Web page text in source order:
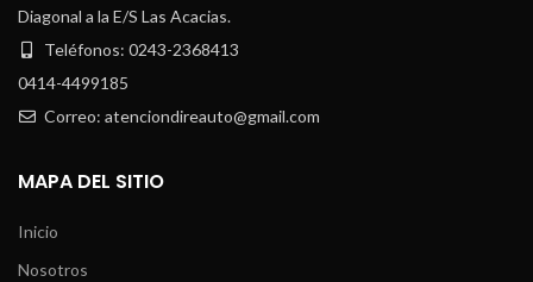
Diagonal a la E/S Las Acacias.
Teléfonos: 0243-2368413
0414-4499185
Correo: atenciondireauto@gmail.com
MAPA DEL SITIO
Inicio
Nosotros